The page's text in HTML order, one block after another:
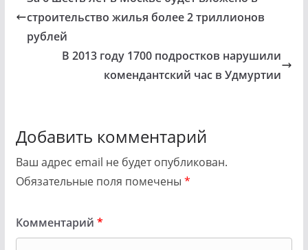
строительство жилья более 2 триллионов
рублей
В 2013 году 1700 подростков нарушили
комендантский час в Удмуртии
Добавить комментарий
Ваш адрес email не будет опубликован.
Обязательные поля помечены *
Комментарий *